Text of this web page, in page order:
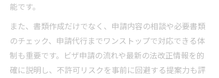
能です。
また、書類作成だけでなく、申請内容の相談や必要書類
のチェック、申請代行までワンストップで対応できる体
制も重要です。ビザ申請の流れや最新の法改正情報を的
確に説明し、不許可リスクを事前に回避する提案力も評